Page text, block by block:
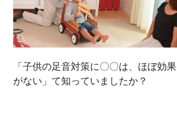
「子供の足音対策に〇〇は、ほぼ効果
がない」て知っていましたか？